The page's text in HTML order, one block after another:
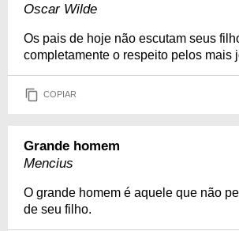
Oscar Wilde
Os pais de hoje não escutam seus
completamente o respeito pelos mais
COPIAR
Grande homem
Mencius
O grande homem é aquele que não
de seu filho.